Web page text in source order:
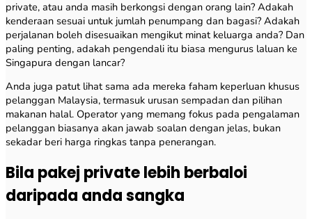
private, atau anda masih berkongsi dengan orang lain? Adakah
kenderaan sesuai untuk jumlah penumpang dan bagasi? Adakah
perjalanan boleh disesuaikan mengikut minat keluarga anda? Dan
paling penting, adakah pengendali itu biasa mengurus laluan ke
Singapura dengan lancar?
Anda juga patut lihat sama ada mereka faham keperluan khusus
pelanggan Malaysia, termasuk urusan sempadan dan pilihan
makanan halal. Operator yang memang fokus pada pengalaman
pelanggan biasanya akan jawab soalan dengan jelas, bukan
sekadar beri harga ringkas tanpa penerangan.
Bila pakej private lebih berbaloi
daripada anda sangka